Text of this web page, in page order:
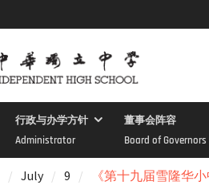
行政与办学方针
Administrator
董事会阵容
Board of Governors
July 9 《第十九届雪隆华